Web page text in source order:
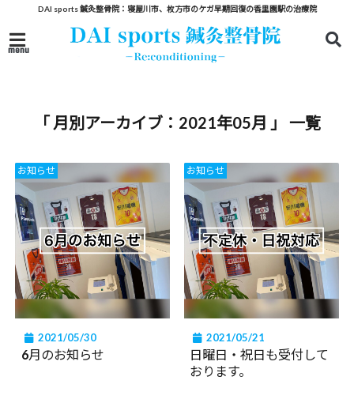
DAI sports 鍼灸整骨院：寝屋川市、枚方市のケガ早期回復の香里園駅の治療院
menu
「 月別アーカイブ：2021年05月 」 一覧
お知らせ
2021/05/30
6月のお知らせ
お知らせ
2021/05/21
日曜日・祝日も受付して
おります。